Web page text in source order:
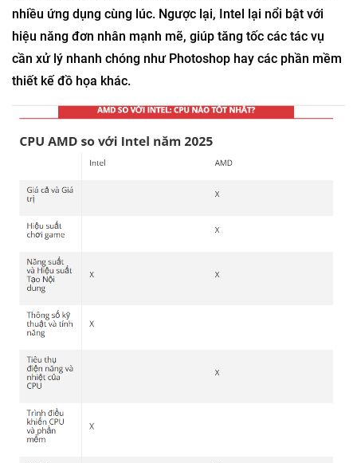
nhiều ứng dụng cùng lúc. Ngược lại, Intel lại nổi bật với
hiệu năng đơn nhân mạnh mẽ, giúp tăng tốc các tác vụ
cần xử lý nhanh chóng như Photoshop hay các phần mềm
thiết kế đồ họa khác.